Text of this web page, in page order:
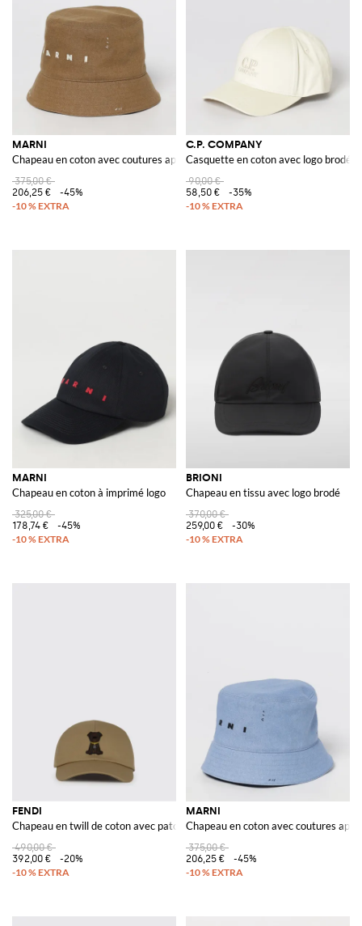
MARNI
Chapeau en coton avec coutures apparentes
375,00 €
206,25 €
-45%
C.P. COMPANY
Casquette en coton avec logo brodé
90,00 €
58,50 €
-35%
MARNI
Chapeau en coton à imprimé logo
325,00 €
178,74 €
-45%
BRIONI
Chapeau en tissu avec logo brodé
370,00 €
259,00 €
-30%
FENDI
Chapeau en twill de coton avec patch
490,00 €
392,00 €
-20%
MARNI
Chapeau en coton avec coutures
375,00 €
206,25 €
-45%